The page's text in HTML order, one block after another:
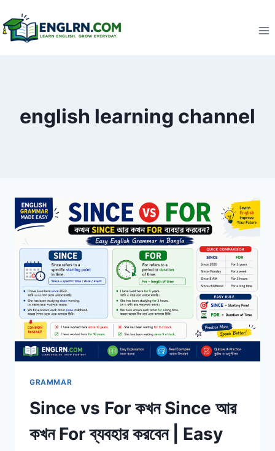
to
content
english learning channel
GRAMMAR
Since vs For কখন Since আর
কখন For ব্যবহার করবেন | Easy